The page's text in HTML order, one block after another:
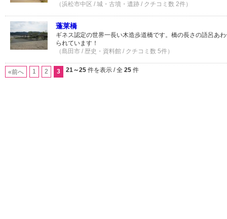
（浜松市中区 / 城・古墳・遺跡 / クチコミ数 2件）
蓬莱橋
ギネス認定の世界一長い木造歩道橋です。橋の長さの語呂あ
られています！
（島田市 / 歴史・資料館 / クチコミ数 5件）
«前へ 1 2 3 21～25 件を表示 / 全 25 件